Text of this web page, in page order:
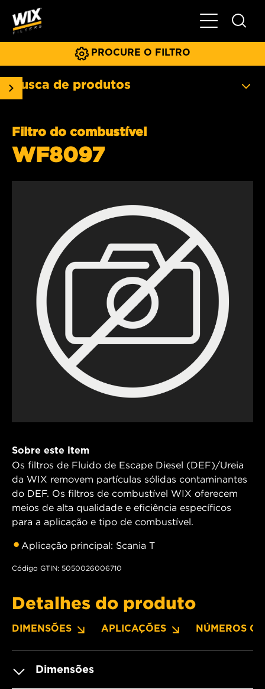
Menu
PROCURE O FILTRO
Busca de produtos
Filtro do combustível
WF8097
Sobre este item
Os filtros de Fluido de Escape Diesel (DEF)/Ureia
da WIX removem partículas sólidas contaminantes
do DEF. Os filtros de combustível WIX oferecem
meios de alta qualidade e eficiência específicos
para a aplicação e tipo de combustível.
Aplicação principal: Scania T
Código GTIN: 5050026006710
Detalhes do produto
DIMENSÕES APLICAÇÕES NÚMEROS OE
Dimensões